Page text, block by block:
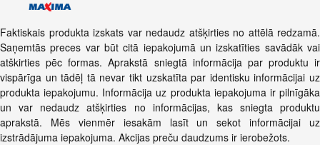
Faktiskais produkta izskats var nedaudz atšķirties no attēlā redzamā.
Saņemtās preces var būt citā iepakojumā un izskatīties savādāk vai
atškirties pēc formas. Aprakstā sniegtā informācija par produktu ir
vispārīga un tādēļ tā nevar tikt uzskatīta par identisku informācijai uz
produkta iepakojumu. Informācija uz produkta iepakojuma ir pilnīgāka
un var nedaudz atšķirties no informācijas, kas sniegta produktu
aprakstā. Mēs vienmēr iesakām lasīt un sekot informācijai uz
izstrādājuma iepakojuma. Akcijas preču daudzums ir ierobežots.